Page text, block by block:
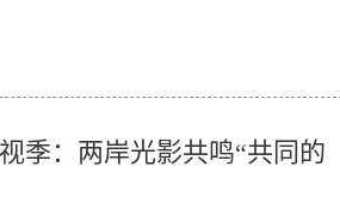
季：两岸光影共鸣“共同的